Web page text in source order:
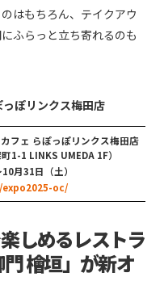
はもちろん、テイクアウ
ふらっと立ち寄れるのも
ぽリンクス梅田店
フェ らぽっぽリンクス梅田店
1-1 LINKS UMEDA 1F）
月31日（土）
oc/
しめるレストラ
檜垣」が新オ